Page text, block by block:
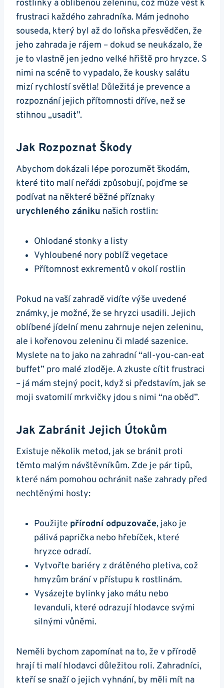
rostlinky a oblíbenou zeleninu, což může vést k
frustraci každého zahradníka. Mám jednoho
souseda, který byl až do loňska přesvědčen, že
jeho zahrada je rájem – dokud se neukázalo, že
je to vlastně jen jedno velké hřiště pro hryzce. S
nimi na scéně to vypadalo, že kousky salátu
mizí rychlostí světla! Důležitá je prevence a
rozpoznání jejich přítomnosti dříve, než se
stihnou „usadit”.
Jak Rozpoznat Škody
Abychom dokázali lépe porozumět škodám,
které tito malí neřádi způsobují, pojďme se
podívat na některé běžné příznaky
urychleného zániku našich rostlin:
Ohlodané stonky a listy
Vyhloubené nory poblíž vegetace
Přítomnost exkrementů v okolí rostlin
Pokud na vaší zahradě vidíte výše uvedené
známky, je možné, že se hryzci usadili. Jejich
oblíbené jídelní menu zahrnuje nejen zeleninu,
ale i kořenovou zeleninu či mladé sazenice.
Myslete na to jako na zahradní “all-you-can-eat
buffet” pro malé zloděje. A zkuste cítit frustraci
– já mám stejný pocit, když si představím, jak se
moji svatomilí mrkvičky jdou s nimi “na oběd”.
Jak Zabránit Jejich Útokům
Existuje několik metod, jak se bránit proti
těmto malým návštěvníkům. Zde je pár tipů,
které nám pomohou ochránit naše zahrady před
nechtěnými hosty:
Použijte přírodní odpuzovače, jako je
pálivá paprička nebo hřebíček, které
hryzce odradí.
Vytvořte bariéry z drátěného pletiva, což
hmyzům brání v přístupu k rostlinám.
Vysázejte bylinky jako mátu nebo
levanduli, které odrazují hlodavce svými
silnými vůněmi.
Neměli bychom zapomínat na to, že v přírodě
hrají ti malí hlodavci důležitou roli. Zahradníci,
kteří se snaží o jejich vyhnání, by měli mít na